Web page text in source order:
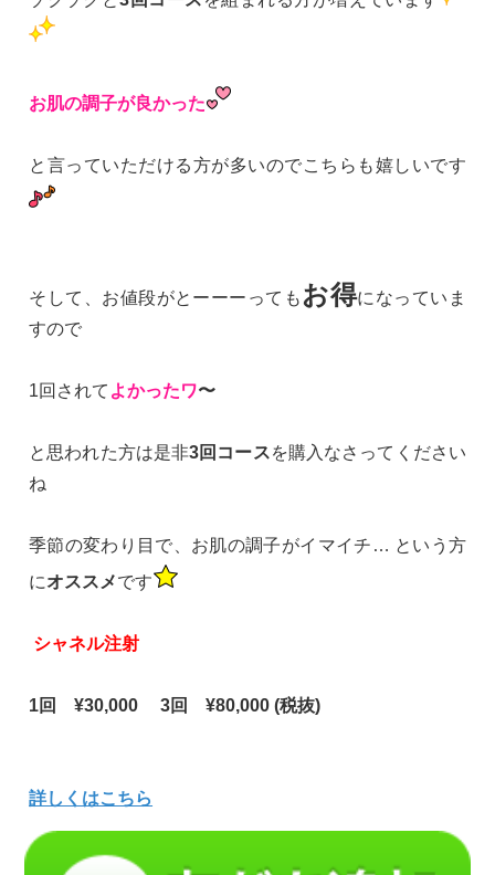
お肌の調子が良かった
と言っていただける方が多いのでこちらも嬉しいです
そして、お値段がとーーーっても お得になっていま
すので
1回されて よかったワ〜
と思われた方は是非3回コースを購入なさってください
ね
季節の変わり目で、お肌の調子がイマイチ… という方
にオススメです
シャネル注射
1回 ¥30,000 3回 ¥80,000 (税抜)
詳しくはこちら